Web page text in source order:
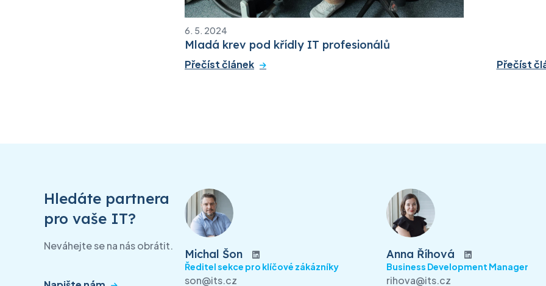
6. 5. 2024
Mladá krev pod křídly IT profesionálů
Přečíst článek Přečíst
Hledáte partnera
pro vaše IT?
Neváhejte se na nás obrátit.
Michal Šon
Ředitel sekce pro klíčové zákázníky
son@its.cz
Anna Říhová
Business Development Manager
rihova@its.cz